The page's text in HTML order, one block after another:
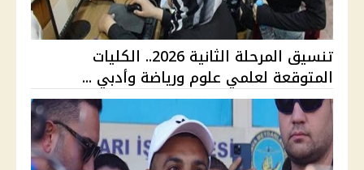
تنسيق المرحلة الثانية 2026.. الكليات
المتوقعة لعلمي علوم ورياضة وأدبي ...